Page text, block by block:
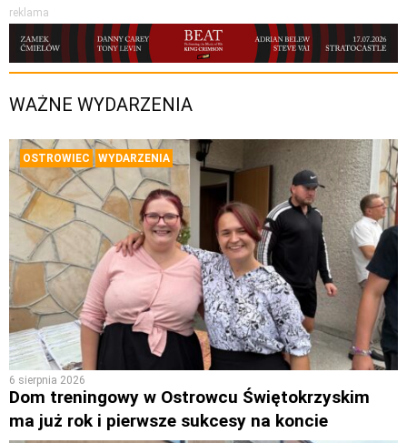
reklama
WAŻNE WYDARZENIA
OSTROWIEC WYDARZENIA
6 sierpnia 2026
Dom treningowy w Ostrowcu Świętokrzyskim
ma już rok i pierwsze sukcesy na koncie